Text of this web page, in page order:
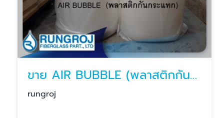
ขาย AIR BUBBLE (พลาสติกกันกระแทก)
rungroj